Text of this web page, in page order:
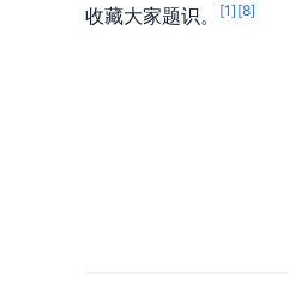
收藏大家题识。
[1] [8]